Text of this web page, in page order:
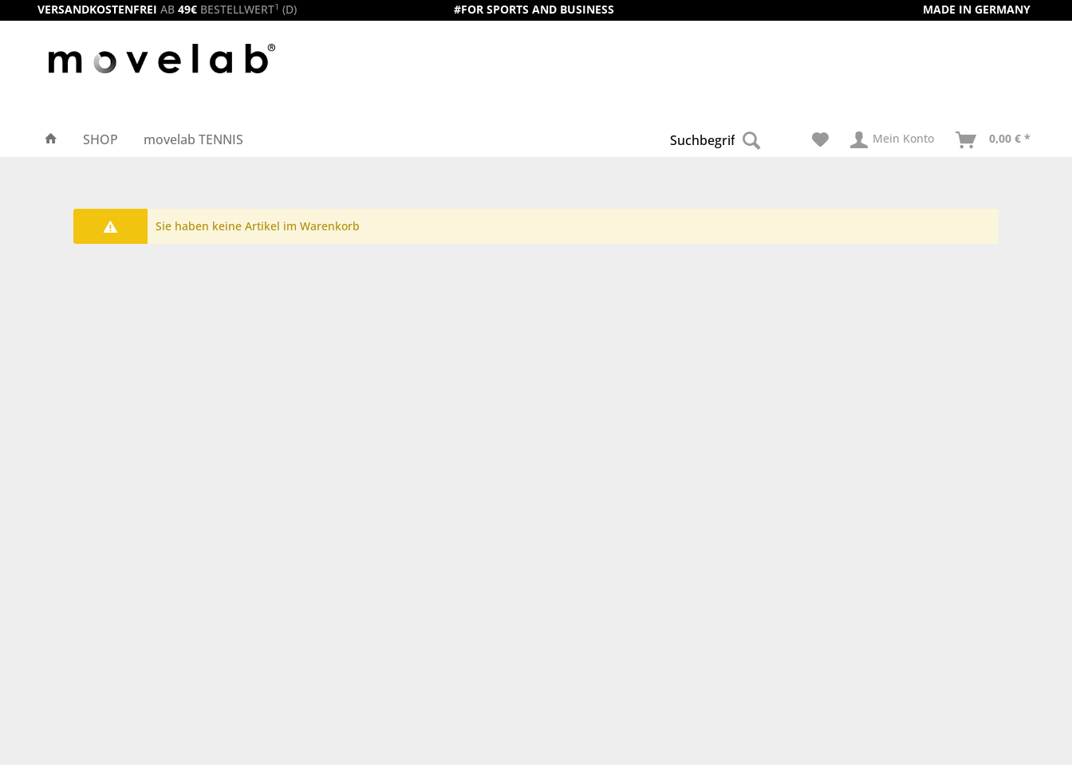
VERSANDKOSTENFREI AB 49€ BESTELLWERT1 (D) #FOR SPORTS AND BUSINESS MADE IN GERMANY
Mein Konto 0,00 € *
SHOP movelab TENNIS
Sie haben keine Artikel im Warenkorb